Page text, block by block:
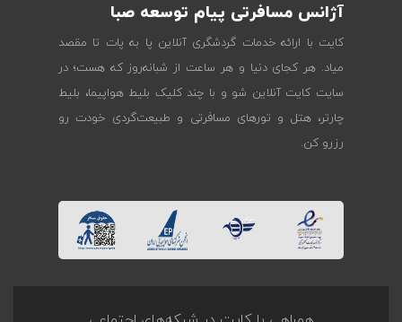
آژانس مسافرتی پیام توسعه صبا
کایت با ارائه خدمات گردشگری آنلاین پا به پات تا مقصد
میاد. هر کجای دنیا و هر ساعت از شبانه‌روز که هست؛ در
سایت کایت آنلاین شو و با چند کلیک بلیط هواپیما، بلیط
چارتر، هتل و تورهای مسافرتی و طبیعت‌گردی خودت رو
رزرو کن.